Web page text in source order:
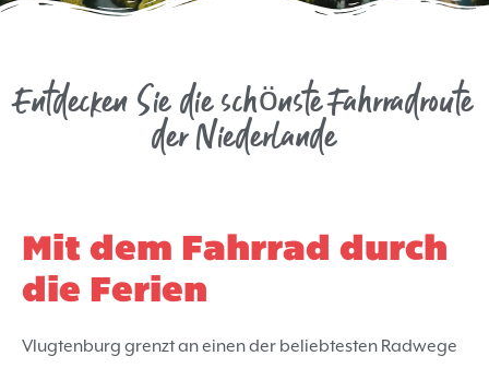
Entdecken Sie die schönste Fahrradroute
der Niederlande
Mit dem Fahrrad durch
die Ferien
Vlugtenburg grenzt an einen der beliebtesten Radwege